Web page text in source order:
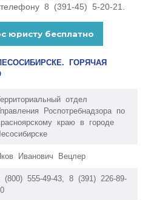
8 (391-45) 5-20-21.
ГОРЯЧАЯ
отдел
Роспотребнадзора по
краю в городе
Иванович Вецлер
(800) 555-49-43, 8 (391) 226-89-